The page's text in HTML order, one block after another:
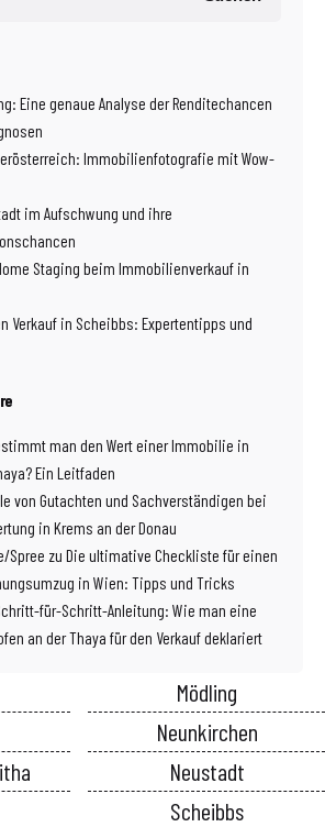
Eine genaue Analyse der Renditechancen
Immobilienfotografie mit Wow-
im Aufschwung und ihre
Staging beim Immobilienverkauf in
Verkauf in Scheibbs: Expertentipps und
man den Wert einer Immobilie in
Ein Leitfaden
von Gutachten und Sachverständigen bei
in Krems an der Donau
Spree zu Die ultimative Checkliste für einen
in Wien: Tipps und Tricks
für-Schritt-Anleitung: Wie man eine
an der Thaya für den Verkauf deklariert
Mödling
Neunkirchen
Neustadt
Scheibbs